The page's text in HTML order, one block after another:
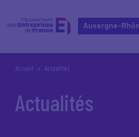
Auvergne-
Accueil Actualités
Actualités